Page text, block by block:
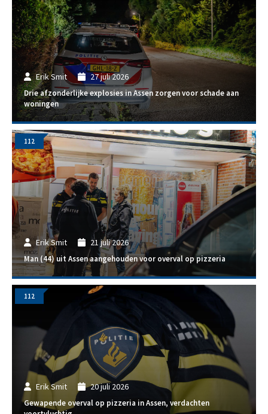
Erik Smit 27 juli 2026
Drie afzonderlijke explosies in Assen zorgen voor schade aan
woningen
Erik Smit 21 juli 2026
Man (44) uit Assen aangehouden voor overval op pizzeria
112
Erik Smit 20 juli 2026
Gewapende overval op pizzeria in Assen, verdachten
112